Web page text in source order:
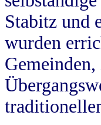
Stabitz und
wurden